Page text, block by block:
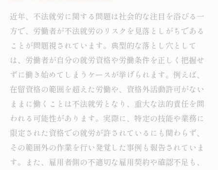
近年、不法就労に関する問題は社会的な注目を浴びる一
方で、労働者が不法就労のリスクを見落としがちである
ことが問題視されています。典型的な落とし穴として
は、労働者が自分の就労資格や労働条件を正しく把握せ
ずに働き始めてしまうケースが挙げられます。例えば、
在留資格の範囲を超えた労働や、資格外活動許可がない
ままに働くことは不法就労となり、重大な法的責任を問
われる可能性があります。実際に、特定の技能や業務に
限定された資格での就労が許されているにも関わらず、
その範囲外の作業を行い発覚した事例も報告されていま
す。また、雇用者側の不適切な雇用契約や確認不足も、